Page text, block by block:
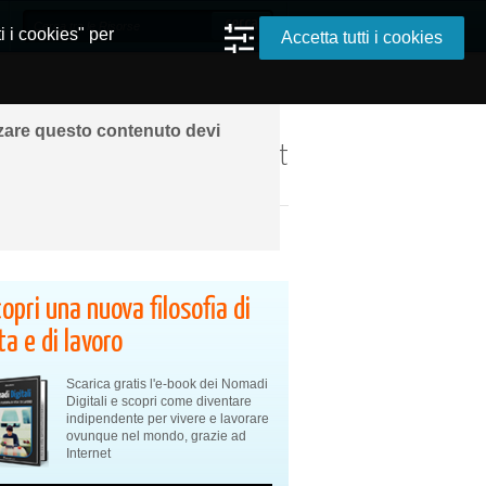
questo contenuto devi
ovunque grazie a Internet
una nuova filosofia di
e di lavoro
Scarica gratis l'e-book dei Nomadi
Digitali e scopri come diventare
indipendente per vivere e lavorare
ovunque nel mondo, grazie ad
Internet
i cookies" per
Accetta tutti i cookies